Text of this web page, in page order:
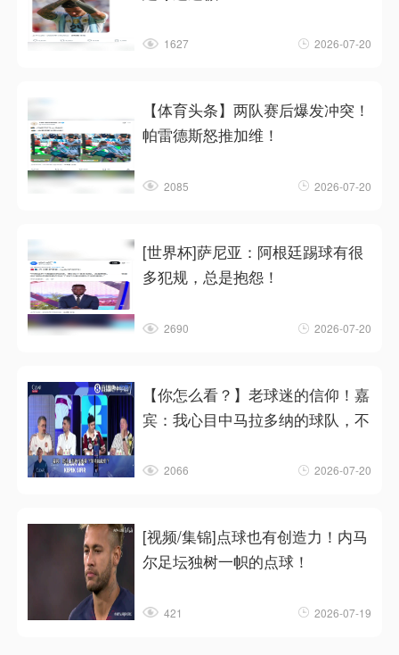
1627 2026-07-20
【体育头条】两队赛后爆发冲突！
帕雷德斯怒推加维！
2085 2026-07-20
[世界杯]萨尼亚：阿根廷踢球有很
多犯规，总是抱怨！
2690 2026-07-20
【你怎么看？】老球迷的信仰！嘉
宾：我心目中马拉多纳的球队，不
2066 2026-07-20
[视频/集锦]点球也有创造力！内马
尔足坛独树一帜的点球！
421 2026-07-19